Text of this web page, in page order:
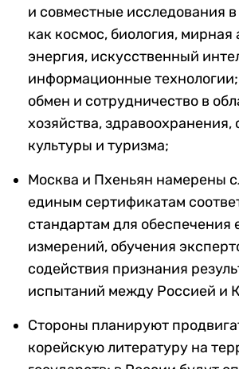
и совместные исследования
как космос, биология, мирная
энергия, искусственный
информационные
обмен и сотрудничество в
хозяйства, здравоохранения,
культуры и туризма;
Москва и Пхеньян намерены
единым сертификатам
стандартам для обеспечения
измерений, обучения
содействия признания
испытаний между Россией и
Стороны планируют
корейскую литературу на